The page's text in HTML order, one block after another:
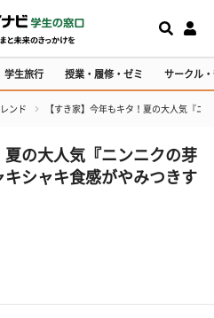
学生旅行 授業・履修・ゼミ サークル
ンド 【すき家】今年もキタ！夏の大人気『ニ
夏の大人気『ニンニクの芽
シャキ食感がやみつきす